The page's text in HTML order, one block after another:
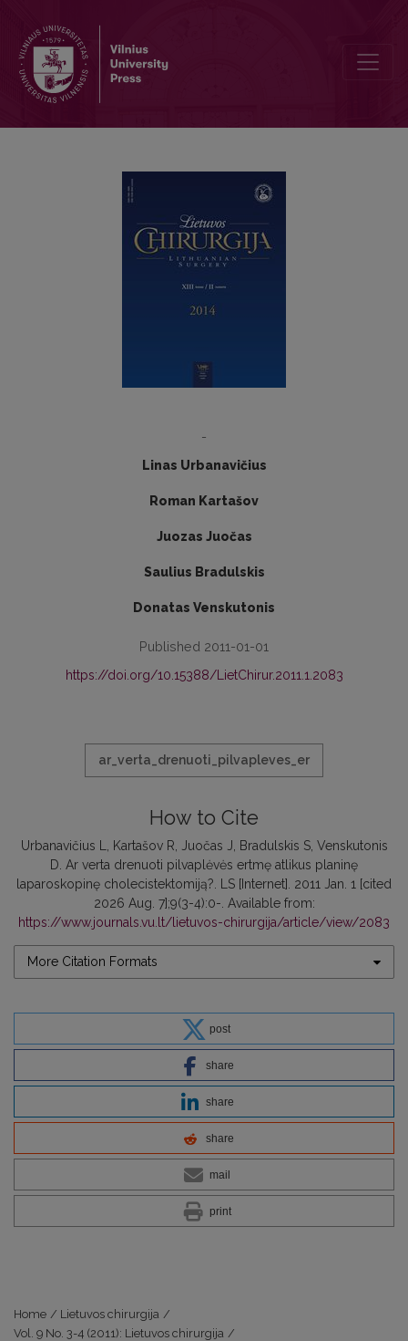
-
Linas Urbanavičius
Roman Kartašov
Juozas Juočas
Saulius Bradulskis
Donatas Venskutonis
Published 2011-01-01
https://doi.org/10.15388/LietChirur.2011.1.2083
ar_verta_drenuoti_pilvapleves_er
How to Cite
Urbanavičius L, Kartašov R, Juočas J, Bradulskis S, Venskutonis
D. Ar verta drenuoti pilvaplėvės ertmę atlikus planinę
laparoskopinę cholecistektomiją?. LS [Internet]. 2011 Jan. 1 [cited
2026 Aug. 7];9(3-4):0-. Available from:
https://www.journals.vu.lt/lietuvos-chirurgija/article/view/2083
More Citation Formats
post
share
share
share
mail
print
Home / Lietuvos chirurgija /
Vol. 9 No. 3-4 (2011): Lietuvos chirurgija /